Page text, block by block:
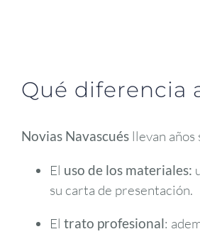
Qué diferencia
Novias Navascués llevan años
El uso de los materiales:
su carta de presentación.
El trato profesional: